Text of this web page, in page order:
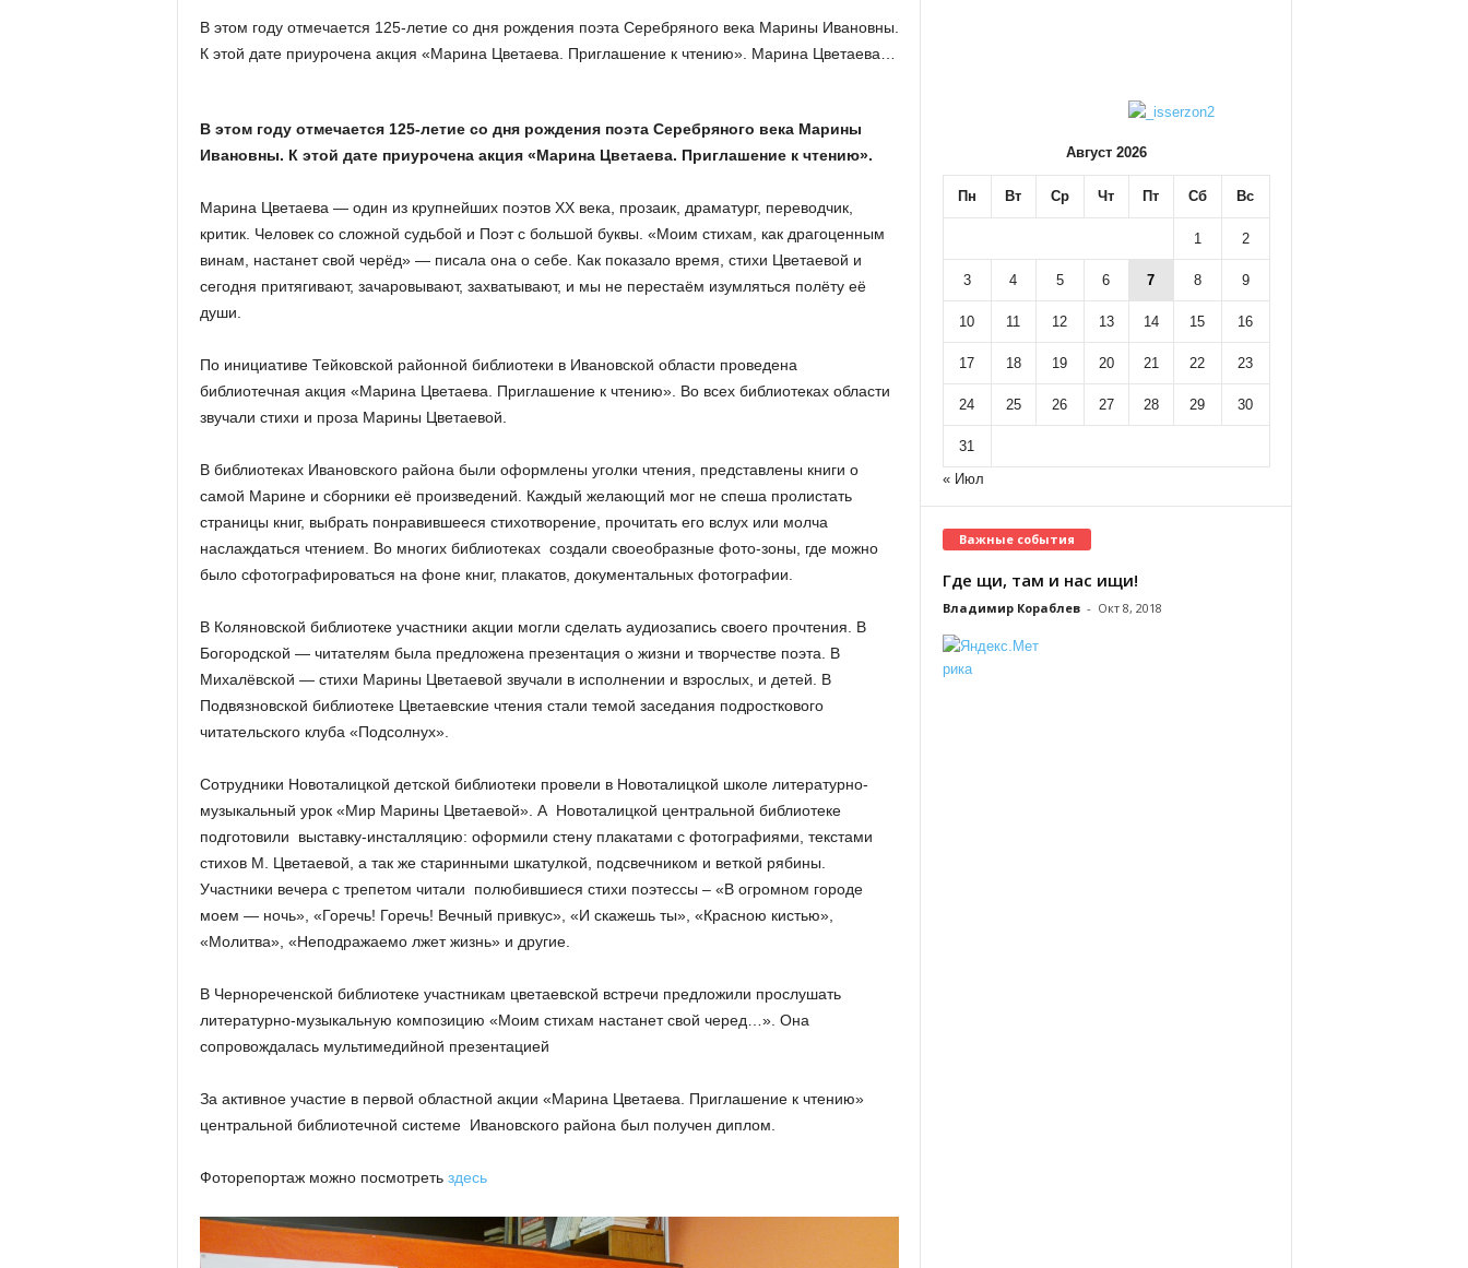
В этом году отмечается 125-летие со дня рождения поэта Серебряного века Марины Ивановны.
К этой дате приурочена акция «Марина Цветаева. Приглашение к чтению». Марина Цветаева…
В этом году отмечается 125-летие со дня рождения поэта Серебряного века Марины
Ивановны. К этой дате приурочена акция «Марина Цветаева. Приглашение к чтению».
Марина Цветаева — один из крупнейших поэтов XX века, прозаик, драматург, переводчик,
критик. Человек со сложной судьбой и Поэт с большой буквы. «Моим стихам, как драгоценным
винам, настанет свой черёд» — писала она о себе. Как показало время, стихи Цветаевой и
сегодня притягивают, зачаровывают, захватывают, и мы не перестаём изумляться полёту её
души.
По инициативе Тейковской районной библиотеки в Ивановской области проведена
библиотечная акция «Марина Цветаева. Приглашение к чтению». Во всех библиотеках области
звучали стихи и проза Марины Цветаевой.
В библиотеках Ивановского района были оформлены уголки чтения, представлены книги о
самой Марине и сборники её произведений. Каждый желающий мог не спеша пролистать
страницы книг, выбрать понравившееся стихотворение, прочитать его вслух или молча
наслаждаться чтением. Во многих библиотеках создали своеобразные фото-зоны, где можно
было сфотографироваться на фоне книг, плакатов, документальных фотографии.
В Коляновской библиотеке участники акции могли сделать аудиозапись своего прочтения. В
Богородской — читателям была предложена презентация о жизни и творчестве поэта. В
Михалёвской — стихи Марины Цветаевой звучали в исполнении и взрослых, и детей. В
Подвязновской библиотеке Цветаевские чтения стали темой заседания подросткового
читательского клуба «Подсолнух».
Сотрудники Новоталицкой детской библиотеки провели в Новоталицкой школе литературно-
музыкальный урок «Мир Марины Цветаевой». А Новоталицкой центральной библиотеке
подготовили выставку-инсталляцию: оформили стену плакатами с фотографиями, текстами
стихов М. Цветаевой, а так же старинными шкатулкой, подсвечником и веткой рябины.
Участники вечера с трепетом читали полюбившиеся стихи поэтессы – «В огромном городе
моем — ночь», «Горечь! Горечь! Вечный привкус», «И скажешь ты», «Красною кистью»,
«Молитва», «Неподражаемо лжет жизнь» и другие.
В Чернореченской библиотеке участникам цветаевской встречи предложили прослушать
литературно-музыкальную композицию «Моим стихам настанет свой черед…». Она
сопровождалась мультимедийной презентацией
За активное участие в первой областной акции «Марина Цветаева. Приглашение к чтению»
центральной библиотечной системе Ивановского района был получен диплом.
Фоторепортаж можно посмотреть здесь
Август 2026
Пн Вт Ср Чт Пт Сб Вс
1 2
3 4 5 6 7 8 9
10 11 12 13 14 15 16
17 18 19 20 21 22 23
24 25 26 27 28 29 30
31
« Июл
Важные события
Где щи, там и нас ищи!
Владимир Кораблев - Окт 8, 2018